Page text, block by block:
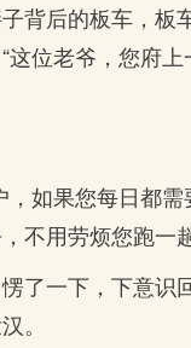
背后的板车，板
这位老爷，您府
，如果您每日都
不用劳烦您跑一
了一下，下意识
。